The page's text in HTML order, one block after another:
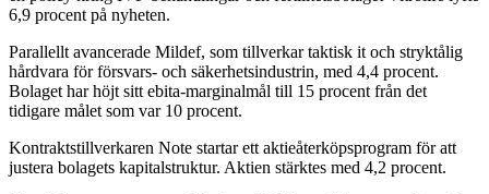
6,9 procent på nyheten.
Parallellt avancerade Mildef, som tillverkar taktisk it och stryktålig
hårdvara för försvars- och säkerhetsindustrin, med 4,4 procent.
Bolaget har höjt sitt ebita-marginalmål till 15 procent från det
tidigare målet som var 10 procent.
Kontraktstillverkaren Note startar ett aktieåterköpsprogram för att
justera bolagets kapitalstruktur. Aktien stärktes med 4,2 procent.